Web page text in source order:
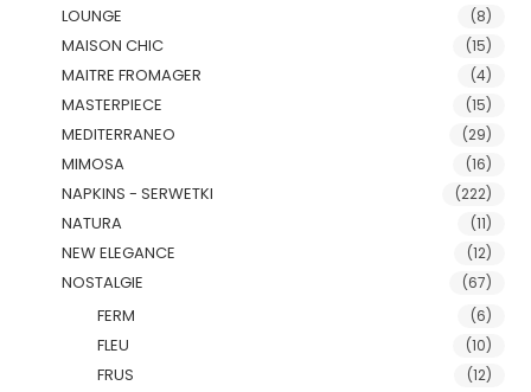
LOUNGE (8)
MAISON CHIC (15)
MAITRE FROMAGER (4)
MASTERPIECE (15)
MEDITERRANEO (29)
MIMOSA (16)
NAPKINS - SERWETKI (222)
NATURA (11)
NEW ELEGANCE (12)
NOSTALGIE (67)
FERM (6)
FLEU (10)
FRUS (12)